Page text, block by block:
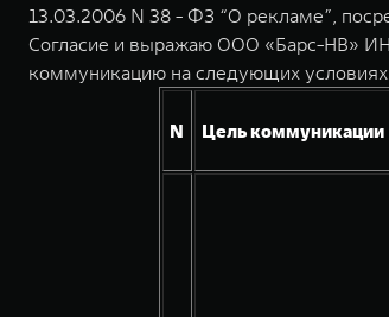
13.03.2006 N 38 - ФЗ “О рекламе”,
Согласие и выражаю ООО «Барс-НВ»
коммуникацию на следующих
N Цель коммуникации